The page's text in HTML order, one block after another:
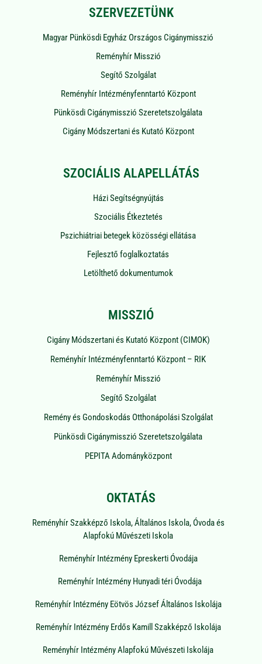
SZERVEZETÜNK
Magyar Pünkösdi Egyház Országos Cigánymisszió
Reményhír Misszió
Segítő Szolgálat
Reményhír Intézményfenntartó Központ
Pünkösdi Cigánymisszió Szeretetszolgálata
Cigány Módszertani és Kutató Központ
SZOCIÁLIS ALAPELLÁTÁS
Házi Segítségnyújtás
Szociális Étkeztetés
Pszichiátriai betegek közösségi ellátása
Fejlesztő foglalkoztatás
Letölthető dokumentumok
MISSZIÓ
Cigány Módszertani és Kutató Központ (CIMOK)
Reményhír Intézményfenntartó Központ – RIK
Reményhír Misszió
Segítő Szolgálat
Remény és Gondoskodás Otthonápolási Szolgálat
Pünkösdi Cigánymisszió Szeretetszolgálata
PEPITA Adományközpont
OKTATÁS
Reményhír Szakképző Iskola, Általános Iskola, Óvoda és
Alapfokú Művészeti Iskola
Reményhír Intézmény Epreskerti Óvodája
Reményhír Intézmény Hunyadi téri Óvodája
Reményhír Intézmény Eötvös József Általános Iskolája
Reményhír Intézmény Erdős Kamill Szakképző Iskolája
Reményhír Intézmény Alapfokú Művészeti Iskolája